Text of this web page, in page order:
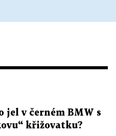
jel v černém BMW s
křižovatku?